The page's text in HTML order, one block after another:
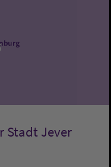
Stadt Jever